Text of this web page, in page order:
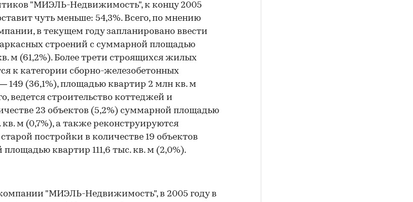
"МИЭЛЬ-Недвижимость", к концу 2005
чуть меньше: 54,3%. Всего, по мнению
в текущем году запланировано ввести
строений с суммарной площадью
м (61,2%). Более трети строящихся жилых
к категории сборно-железобетонных
149 (36,1%), площадью квартир 2 млн кв. м
ведется строительство коттеджей и
23 объектов (5,2%) суммарной площадью
м (0,7%), а также реконструируются
постройки в количестве 19 объектов
квартир 111,6 тыс. кв. м (2,0%).
"МИЭЛЬ-Недвижимость", в 2005 году в